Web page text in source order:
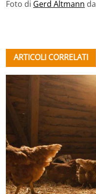
Foto di Gerd Altmann da
ARTICOLI CORRELATI